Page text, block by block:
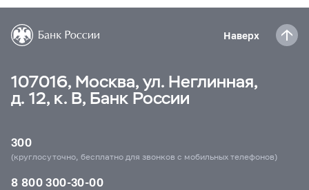
Наверх
107016, Москва, ул. Неглинная,
д. 12, к. В, Банк России
300
(круглосуточно, бесплатно для звонков с мобильных телефонов)
8 800 300-30-00